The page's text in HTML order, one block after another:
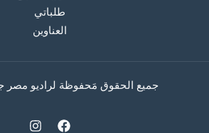
طلباتي
العناوين
جميع الحقوق مَحفوظة لراديو مصر